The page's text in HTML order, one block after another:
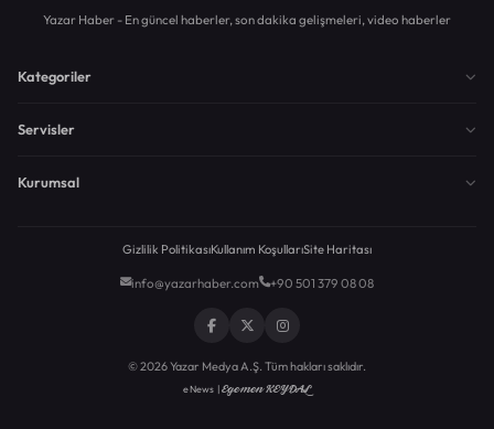
Yazar Haber - En güncel haberler, son dakika gelişmeleri, video haberler
Kategoriler
Servisler
Kurumsal
Gizlilik PolitikasıKullanım KoşullarıSite Haritası
info@yazarhaber.com +90 501 379 08 08
© 2026 Yazar Medya A.Ş. Tüm hakları saklıdır.
eNews |Egemen KEYDAL